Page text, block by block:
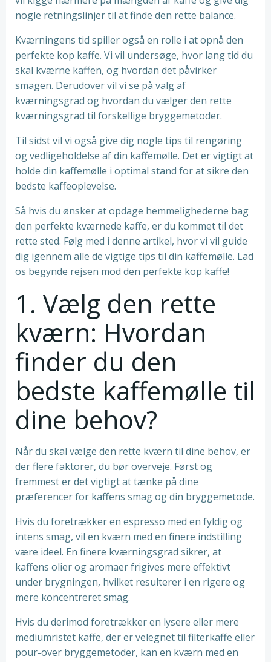
nogle retningslinjer til at finde den rette balance.
Kværningens tid spiller også en rolle i at opnå den
perfekte kop kaffe. Vi vil undersøge, hvor lang tid du
skal kværne kaffen, og hvordan det påvirker
smagen. Derudover vil vi se på valg af
kværningsgrad og hvordan du vælger den rette
kværningsgrad til forskellige bryggemetoder.
Til sidst vil vi også give dig nogle tips til rengøring
og vedligeholdelse af din kaffemølle. Det er vigtigt at
holde din kaffemølle i optimal stand for at sikre den
bedste kaffeoplevelse.
Så hvis du ønsker at opdage hemmelighederne bag
den perfekte kværnede kaffe, er du kommet til det
rette sted. Følg med i denne artikel, hvor vi vil guide
dig igennem alle de vigtige tips til din kaffemølle. Lad
os begynde rejsen mod den perfekte kop kaffe!
1. Vælg den rette
kværn: Hvordan
finder du den
bedste kaffemølle til
dine behov?
Når du skal vælge den rette kværn til dine behov, er
der flere faktorer, du bør overveje. Først og
fremmest er det vigtigt at tænke på dine
præferencer for kaffens smag og din bryggemetode.
Hvis du foretrækker en espresso med en fyldig og
intens smag, vil en kværn med en finere indstilling
være ideel. En finere kværningsgrad sikrer, at
kaffens olier og aromaer frigives mere effektivt
under brygningen, hvilket resulterer i en rigere og
mere koncentreret smag.
Hvis du derimod foretrækker en lysere eller mere
mediumristet kaffe, der er velegnet til filterkaffe eller
pour-over bryggemetoder, kan en kværn med en